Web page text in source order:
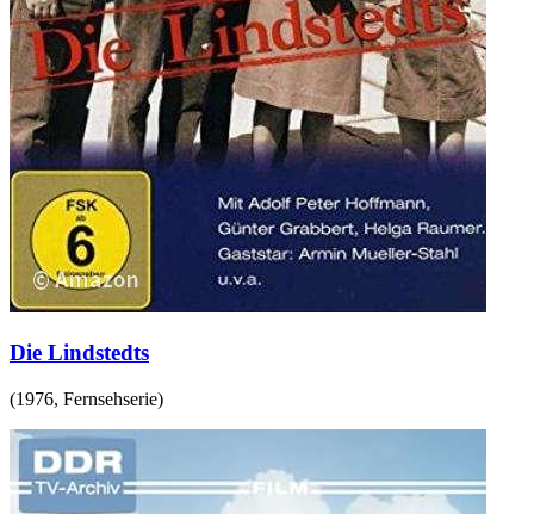
Die Lindstedts
(1976, Fernsehserie)